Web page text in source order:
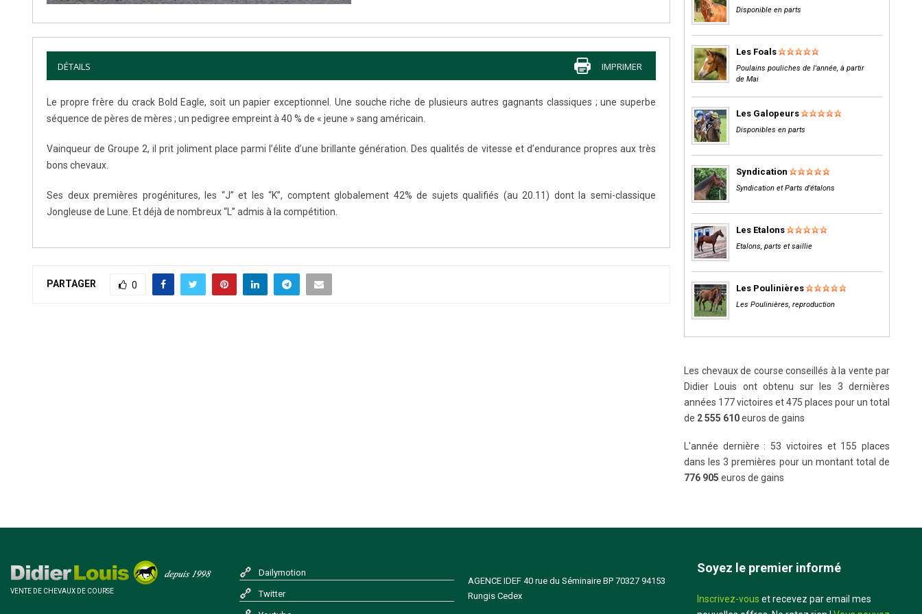
IMPRIMER
DÉTAILS
Le propre frère du crack Bold Eagle, soit un papier exceptionnel. Une souche riche de plusieurs autres gagnants classiques ; une superbe
séquence de pères de mères ; un pedigree empreint à 40 % de « jeune » sang américain.
Vainqueur de Groupe 2, il prit joliment place parmi l’élite d’une brillante génération. Des qualités de vitesse et d’endurance propres aux très
bons chevaux.
Ses deux premières progénitures, les “J” et les “K”, comptent globalement 42% de sujets qualifiés (au 20.11) dont la semi-classique
Jongleuse de Lune. Et déjà de nombreux “L” admis à la compétition.
PARTAGER 0
Disponible en parts
Les Foals
Poulains pouliches de l'année, à partir
de Mai
Les Galopeurs
Disponibles en parts
Syndication
Syndication et Parts d'étalons
Les Etalons
Etalons, parts et saillie
Les Poulinières
Les Poulinières, reproduction
Les chevaux de course conseillés à la vente par
Didier Louis ont obtenu sur les 3 dernières
années 177 victoires et 475 places pour un total
de 2 555 610euros de gains
L'année dernière : 53 victoires et 155 places
dans les 3 premières pour un montant total de
776 905 euros de gains
VENTE DE CHEVAUX DE COURSE
Dailymotion
Twitter
AGENCE IDEF 40 rue du Séminaire BP 70327 94153
Rungis Cedex
Soyez le premier informé
Inscrivez-vous et recevez par email mes